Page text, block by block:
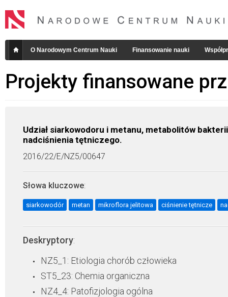
O Narodowym Centrum Nauki Finansowanie nauki
Projekty finansowane
Udział siarkowodoru i metanu, metabolitów
nadciśnienia tętniczego.
2016/22/E/NZ5/00647
Słowa kluczowe:
siarkowodór metan mikroflora jelitowa ciśnienie tętnicze
Deskryptory:
NZ5_1: Etiologia chorób człowieka
ST5_23: Chemia organiczna
NZ4_4: Patofizjologia ogólna